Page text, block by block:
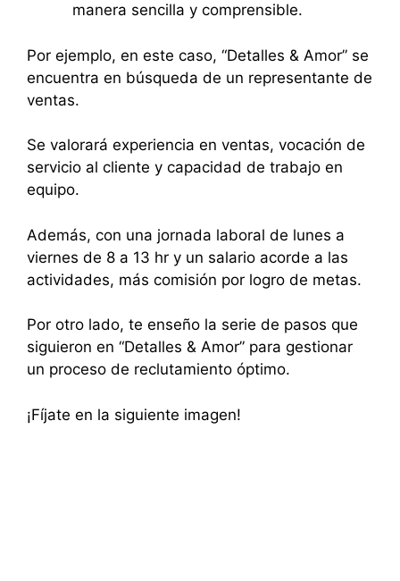
manera sencilla y comprensible.
Por ejemplo, en este caso, “Detalles & Amor” se
encuentra en búsqueda de un representante de
ventas.
Se valorará experiencia en ventas, vocación de
servicio al cliente y capacidad de trabajo en
equipo.
Además, con una jornada laboral de lunes a
viernes de 8 a 13 hr y un salario acorde a las
actividades, más comisión por logro de metas.
Por otro lado, te enseño la serie de pasos que
siguieron en “Detalles & Amor” para gestionar
un proceso de reclutamiento óptimo.
¡Fíjate en la siguiente imagen!